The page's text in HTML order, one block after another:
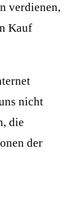
verdienen,
Kauf
nicht
die
der